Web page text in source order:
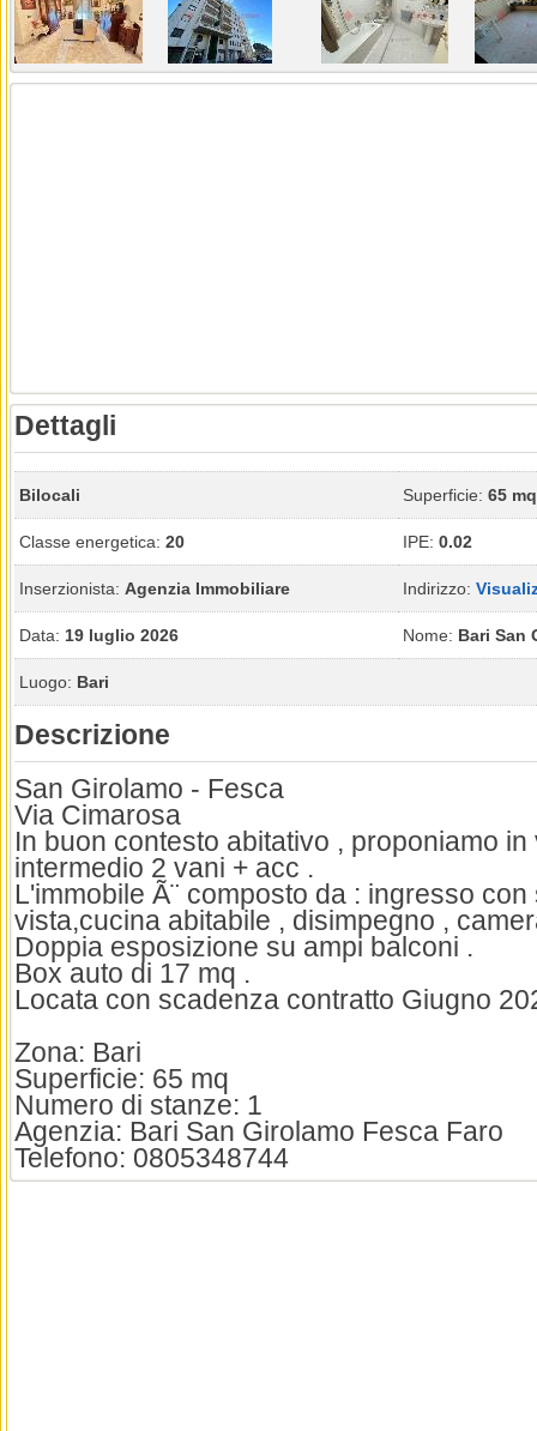
Dettagli
Bilocali Superficie: 65 mq
Classe energetica: 20 IPE: 0.02
Inserzionista: Agenzia Immobiliare Indirizzo:
Data: 19 luglio 2026 Nome: Bari San
Luogo: Bari
Descrizione
San Girolamo - Fesca
Via Cimarosa
In buon contesto abitativo , proponiamo
intermedio 2 vani + acc .
L'immobile Ã¨ composto da : ingresso
vista,cucina abitabile , disimpegno ,
Doppia esposizione su ampi balconi .
Box auto di 17 mq .
Locata con scadenza contratto Giugno
Zona: Bari
Superficie: 65 mq
Numero di stanze: 1
Agenzia: Bari San Girolamo Fesca Faro
Telefono: 0805348744